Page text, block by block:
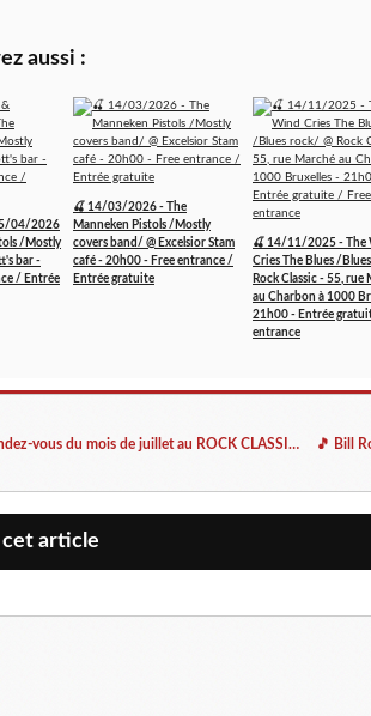
aussi :
04/2026
/Mostly
bar -
/ Entrée
🍒 14/03/2026 - The
Manneken Pistols /Mostly
covers band/ @ Excelsior Stam
café - 20h00 - Free entrance /
Entrée gratuite
🍒 14/11/2025 - The
Cries The Blues /
Rock Classic - 55, rue
au Charbon à 1000
21h00 - Entrée
entrance
🔥 Les derniers rendez-vous du mois de juillet au ROCK CLASSIC / à Louvain-la-Plage
article